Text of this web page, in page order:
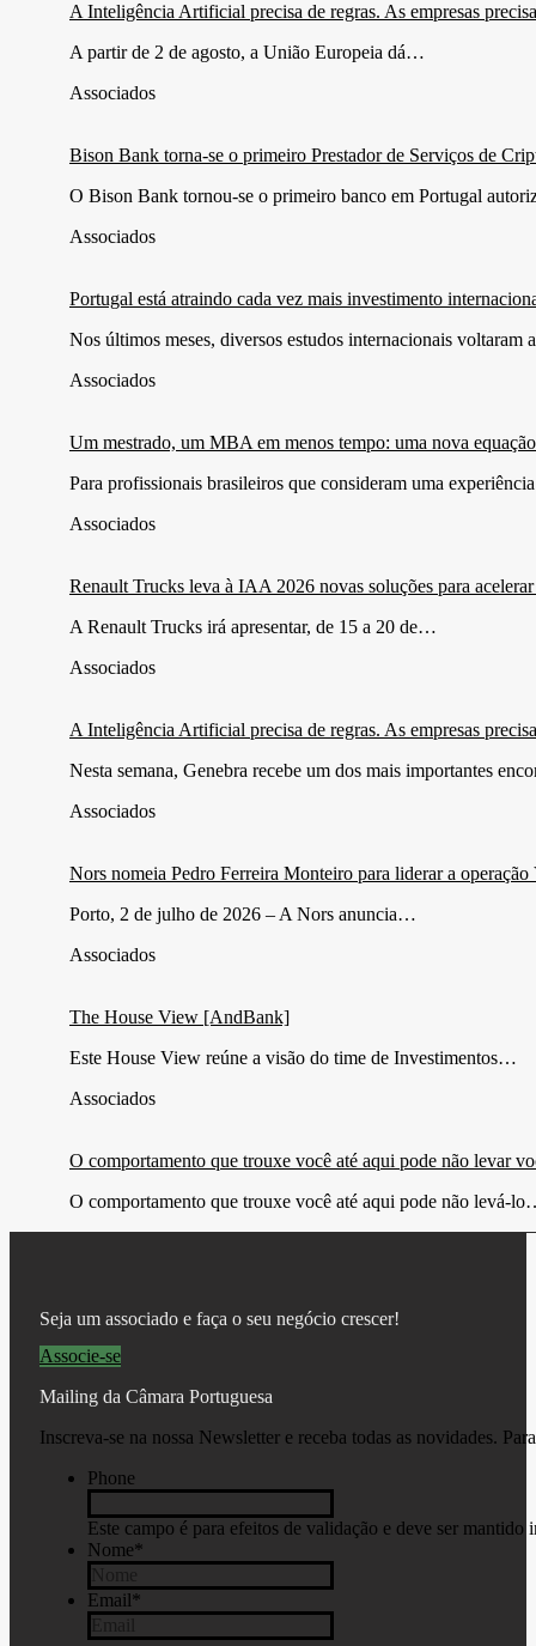
A Inteligência Artificial precisa de regras. As empresas
A partir de 2 de agosto, a União Europeia dá…
Associados
Bison Bank torna-se o primeiro Prestador de Serviços de
O Bison Bank tornou-se o primeiro banco em Portugal
Associados
Portugal está atraindo cada vez mais investimento
Nos últimos meses, diversos estudos internacionais voltaram
Associados
Um mestrado, um MBA em menos tempo: uma nova
Para profissionais brasileiros que consideram uma
Associados
Renault Trucks leva à IAA 2026 novas soluções para
A Renault Trucks irá apresentar, de 15 a 20 de…
Associados
A Inteligência Artificial precisa de regras. As empresas
Nesta semana, Genebra recebe um dos mais importantes
Associados
Nors nomeia Pedro Ferreira Monteiro para liderar a
Porto, 2 de julho de 2026 – A Nors anuncia…
Associados
The House View [AndBank]
Este House View reúne a visão do time de Investimentos…
Associados
O comportamento que trouxe você até aqui pode não levar
O comportamento que trouxe você até aqui pode não levá-
Seja um associado e faça o seu negócio crescer!
Associe-se
Mailing da Câmara Portuguesa
Inscreva-se na nossa Newsletter e receba todas as novidades.
Phone
Este campo é para efeitos de validação e deve ser mantido
Nome*
Email*